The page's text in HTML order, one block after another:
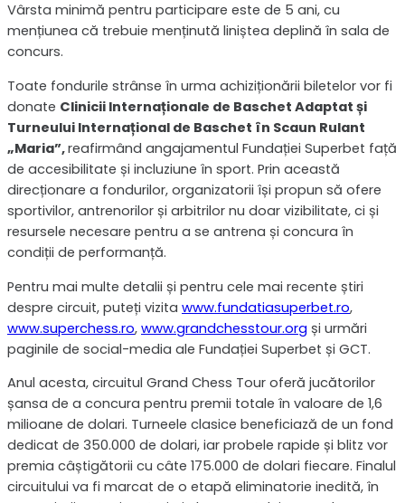
Vârsta minimă pentru participare este de 5 ani, cu
mențiunea că trebuie menținută liniștea deplină în sala de
concurs.
Toate fondurile strânse în urma achiziționării biletelor vor fi
donate Clinicii Internaționale de Baschet Adaptat și
Turneului Internațional de Baschet în Scaun Rulant
„Maria”,reafirmând angajamentul Fundației Superbet față
de accesibilitate și incluziune în sport. Prin această
direcționare a fondurilor, organizatorii își propun să ofere
sportivilor, antrenorilor și arbitrilor nu doar vizibilitate, ci și
resursele necesare pentru a se antrena și concura în
condiții de performanță.
Pentru mai multe detalii și pentru cele mai recente știri
despre circuit, puteți vizita www.fundatiasuperbet.ro,
www.superchess.ro, www.grandchesstour.org și urmări
paginile de social-media ale Fundației Superbet și GCT.
Anul acesta, circuitul Grand Chess Tour oferă jucătorilor
șansa de a concura pentru premii totale în valoare de 1,6
milioane de dolari. Turneele clasice beneficiază de un fond
dedicat de 350.000 de dolari, iar probele rapide și blitz vor
premia câștigătorii cu câte 175.000 de dolari fiecare. Finalul
circuitului va fi marcat de o etapă eliminatorie inedită, în